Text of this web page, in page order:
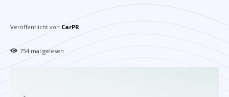
Veröffentlicht von CarPR
754 mal gelesen